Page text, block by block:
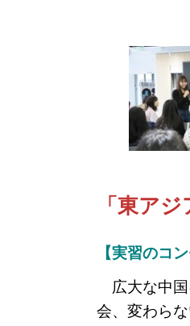
「東ア
【実習のコ
広大な中国
会、変わら